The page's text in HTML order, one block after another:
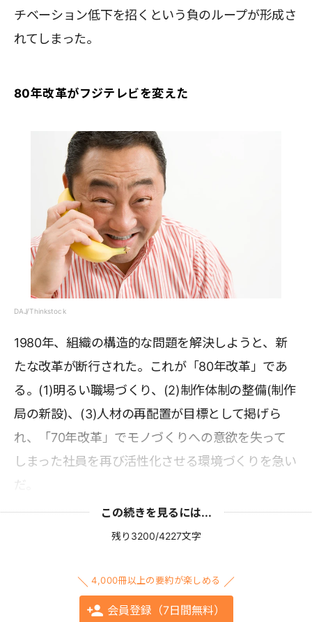
チベーション低下を招くという負のループが形成さ
れてしまった。
80年改革がフジテレビを変えた
DAJ/Thinkstock
1980年、組織の構造的な問題を解決しようと、新
たな改革が断行された。これが「80年改革」であ
る。(1)明るい職場づくり、(2)制作体制の整備(制作
局の新設)、(3)人材の再配置が目標として掲げら
れ、「70年改革」でモノづくりへの意欲を失って
しまった社員を再び活性化させる環境づくりを急い
だ。
この続きを見るには...
残り3200/4227文字
4,000冊以上の要約が楽しめる
会員登録（7日間無料）